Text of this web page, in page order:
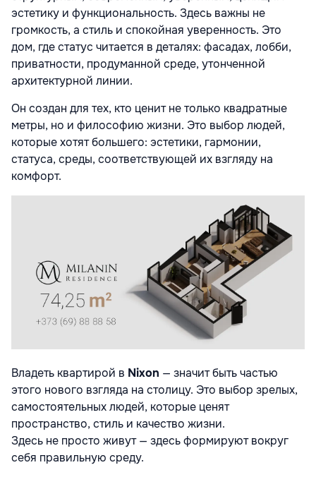
эстетику и функциональность. Здесь важны не
громкость, а стиль и спокойная уверенность. Это
дом, где статус читается в деталях: фасадах, лобби,
приватности, продуманной среде, утонченной
архитектурной линии.
Он создан для тех, кто ценит не только квадратные
метры, но и философию жизни. Это выбор людей,
которые хотят большего: эстетики, гармонии,
статуса, среды, соответствующей их взгляду на
комфорт.
Владеть квартирой в Nixon — значит быть частью
этого нового взгляда на столицу. Это выбор зрелых,
самостоятельных людей, которые ценят
пространство, стиль и качество жизни.
Здесь не просто живут — здесь формируют вокруг
себя правильную среду.